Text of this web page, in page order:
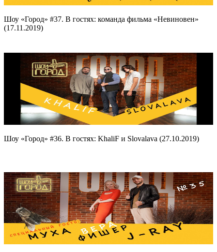
Шоу «Город» #37. В гостях: команда фильма «Невиновен»
(17.11.2019)
Шоу «Город» #36. В гостях: KhaliF и Slovalava (27.10.2019)